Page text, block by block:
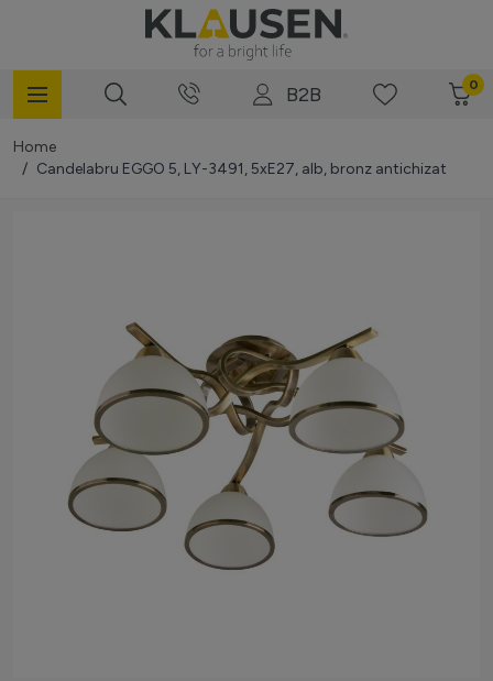
B2B 0
Home
/ Candelabru EGGO 5, LY-3491, 5xE27, alb, bronz antichizat